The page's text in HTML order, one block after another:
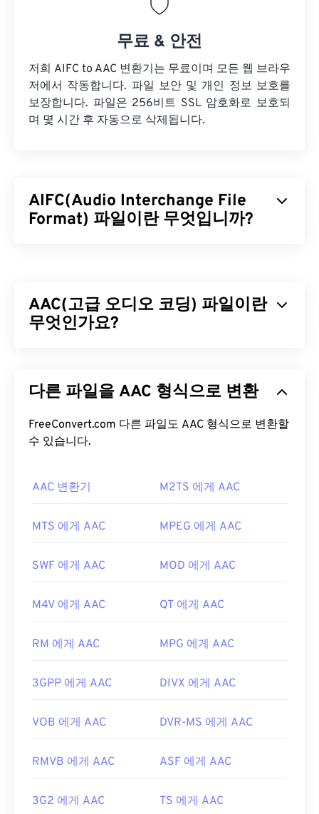
무료 & 안전
저희 AIFC to AAC 변환기는 무료이며 모든 웹 브라우
저에서 작동합니다. 파일 보안 및 개인 정보 보호를
보장합니다. 파일은 256비트 SSL 암호화로 보호되
며 몇 시간 후 자동으로 삭제됩니다.
AIFC(Audio Interchange File
Format) 파일이란 무엇입니까?
AIFF의 파일 확장자가 호환되는 것처럼 보이지만,
"C"로 끝나는 것이 올바른 명칭입니다.
AIFC 파일을 여는 데 가장 좋은 프로그램은iTunes
입니다. 또 다른 좋은 선택은 VLC 미디어 플레이어
인데, Mac OS X와 ​​모바일을 포함한 대부분의 플랫폼
에서 작동하는 안정적인 프로그램입니다.
최초 출시: 1988
https://en.wikipedia.org/wiki/오디오_교환_파일_포
AAC(고급 오디오 코딩) 파일이란
무엇인가요?
주로 디지털 TV, 디지털 라디오, 인터넷 스트리밍에
의 표준 오디오 형식입니다.ISO/IEC는 AAC코덱
을 MP3의 개선된 코덱으로 지정했는데, 파일 크기
용하여 AAC 파일을 여세요. 또는iTunes 에서도 기본
적으로 AAC 파일이 열립니다. 하지만 AAC 파일은 어
에서도 열립니다.
사용되므로Nintendo 3DS ,Playstation 4
ISO/IEC MPEG 오디오 위원회
최초 출시: 1997년
https://en.wikipedia.org/wiki/고급_오디오_코딩
browse=tc
다른 파일을 AAC 형식으로 변환
FreeConvert.com 다른 파일도 AAC 형식으로 변환할
수 있습니다.
AAC 변환기 M2TS 에게 AAC
MTS 에게 AAC MPEG 에게 AAC
SWF 에게 AAC MOD 에게 AAC
M4V 에게 AAC QT 에게 AAC
RM 에게 AAC MPG 에게 AAC
3GPP 에게 AAC DIVX 에게 AAC
VOB 에게 AAC DVR-MS 에게 AAC
RMVB 에게 AAC ASF 에게 AAC
3G2 에게 AAC TS 에게 AAC